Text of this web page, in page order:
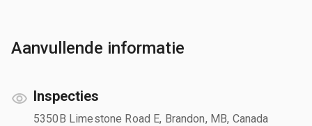
Aanvullende informatie
Inspecties
5350B Limestone Road E, Brandon, MB, Canada